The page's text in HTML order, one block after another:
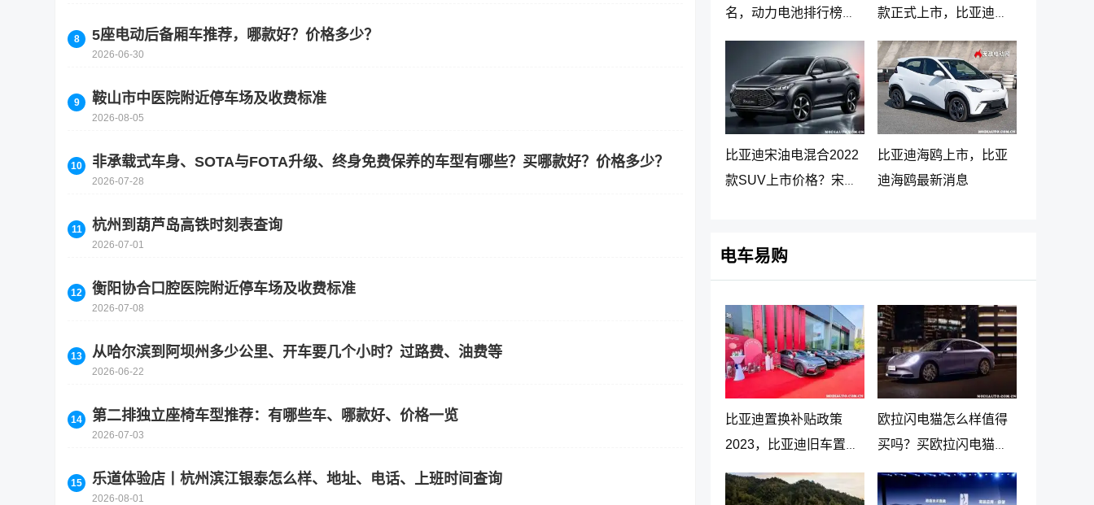
5座电动后备厢车推荐，哪款好？价格多少？
2026-06-30
鞍山市中医院附近停车场及收费标准
2026-08-05
非承载式车身、SOTA与FOTA升级、终身免费保养的车型有哪些？买哪款好？价格多少？
2026-07-28
杭州到葫芦岛高铁时刻表查询
2026-07-01
衡阳协合口腔医院附近停车场及收费标准
2026-07-08
从哈尔滨到阿坝州多少公里、开车要几个小时？过路费、油费等
2026-06-22
第二排独立座椅车型推荐：有哪些车、哪款好、价格一览
2026-07-03
乐道体验店丨杭州滨江银泰怎么样、地址、电话、上班时间查询
2026-08-01
名，动力电池排行榜前
十名
款正式上市，比亚迪海
豹纯电动报价20.98万起
比亚迪宋油电混合2022
款SUV上市价格？宋
比亚迪海鸥上市，比亚
迪海鸥最新消息
电车易购
比亚迪置换补贴政策
2023，比亚迪旧车置换
新车价格表
欧拉闪电猫怎么样值得
买吗？买欧拉闪电猫十
大忠告